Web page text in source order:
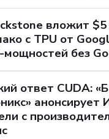
вложит
с TPU от
без
ответ CUDA:
анонсирует
с